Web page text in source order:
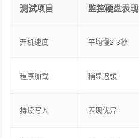
测试项目 监控硬盘表现
开机速度 平均慢2-3秒
程序加载 稍显迟缓
持续写入 表现优异